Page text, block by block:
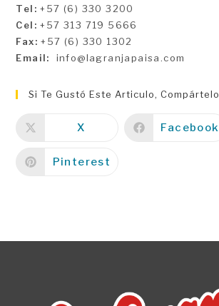
Tel: +57 (6) 330 3200
Cel: +57 313 719 5666
Fax: +57 (6) 330 1302
Email:
info@lagranjapaisa.com
Si Te Gustó Este Articulo, Compártelo
X Facebook
Pinterest